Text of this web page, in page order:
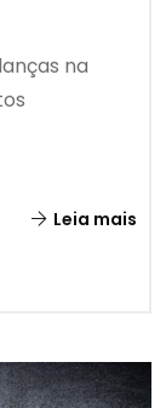
na
Leia mais